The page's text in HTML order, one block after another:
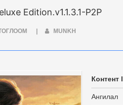
Edition.v1.1.3.1-P2P
MUNKH
Контент
Ангилал